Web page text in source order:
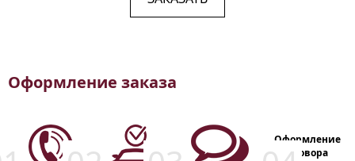
Оформление заказа
Оформление
договора